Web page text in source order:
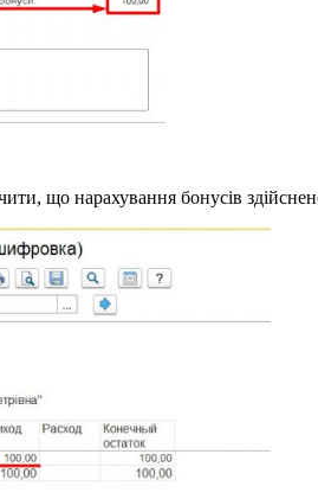
що нарахування бонусів